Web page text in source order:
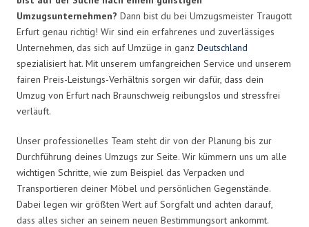
Umzugsunternehmen? Dann bist du bei Umzugsmeister Traugott
Erfurt genau richtig! Wir sind ein erfahrenes und zuverlässiges
Unternehmen, das sich auf Umzüge in ganz Deutschland
spezialisiert hat. Mit unserem umfangreichen Service und unserem
fairen Preis-Leistungs-Verhältnis sorgen wir dafür, dass dein
Umzug von Erfurt nach Braunschweig reibungslos und stressfrei
verläuft.
Unser professionelles Team steht dir von der Planung bis zur
Durchführung deines Umzugs zur Seite. Wir kümmern uns um alle
wichtigen Schritte, wie zum Beispiel das Verpacken und
Transportieren deiner Möbel und persönlichen Gegenstände.
Dabei legen wir größten Wert auf Sorgfalt und achten darauf,
dass alles sicher an seinem neuen Bestimmungsort ankommt.